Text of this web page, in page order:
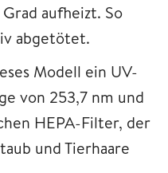
aufheizt. So
abgetötet.
Modell ein UV-
von 253,7 nm und
HEPA-Filter, der
und Tierhaare